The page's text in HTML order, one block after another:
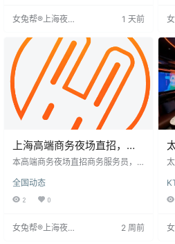
费、免费宿舍等福利，无押金无杂
女兔帮®上海夜场
1 天前
上海高端商务夜场直招，日
结提供住宿
本高端商务夜场直招商务服务员，
住宿，无需费用。要求年龄18-35
岁，形象气质佳，服务意识强。公
司十年经营，前景广阔，注重员工
快节奏工作及职业发展者。
全国动态
2 0
女兔帮®上海夜场
2 周前